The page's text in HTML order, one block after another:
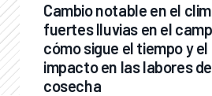
Cambio notable en el
fuertes lluvias en el
cómo sigue el tiempo y el
impacto en las labores de
cosecha